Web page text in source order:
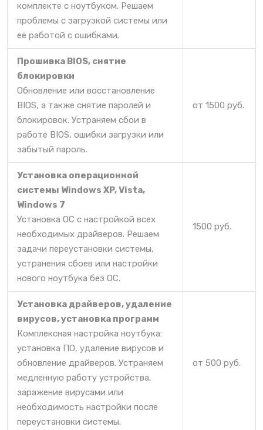
комплекте с ноутбуком. Решаем
проблемы с загрузкой системы или
её работой с ошибками.
Прошивка BIOS, снятие
блокировки
Обновление или восстановление
BIOS, а также снятие паролей и
блокировок. Устраняем сбои в
работе BIOS, ошибки загрузки или
забытый пароль.
от 1500 руб.
Установка операционной
системы Windows XP, Vista,
Windows 7
Установка ОС с настройкой всех
необходимых драйверов. Решаем
задачи переустановки системы,
устранения сбоев или настройки
нового ноутбука без ОС.
1500 руб.
Установка драйверов, удаление
вирусов, установка программ
Комплексная настройка ноутбука:
установка ПО, удаление вирусов и
обновление драйверов. Устраняем
медленную работу устройства,
заражение вирусами или
необходимость настройки после
переустановки системы.
от 500 руб.